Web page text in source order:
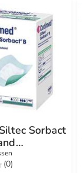
Sorbact
(0)